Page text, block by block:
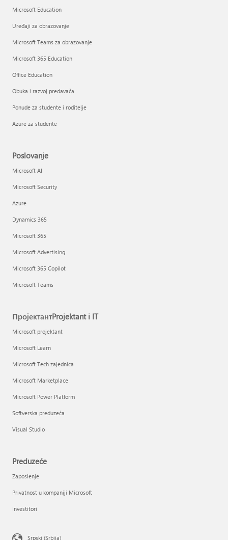
Microsoft Education
Uređaji za obrazovanje
Microsoft Teams za obrazovanje
Microsoft 365 Education
Office Education
Obuka i razvoj predavača
Ponude za studente i roditelje
Azure za studente
Poslovanje
Microsoft AI
Microsoft Security
Azure
Dynamics 365
Microsoft 365
Microsoft Advertising
Microsoft 365 Copilot
Microsoft Teams
ПројектантProjektant i IT
Microsoft projektant
Microsoft Learn
Microsoft Tech zajednica
Microsoft Marketplace
Microsoft Power Platform
Softverska preduzeća
Visual Studio
Preduzeće
Zaposlenje
Privatnost u kompaniji Microsoft
Investitori
Srpski (Srbija)